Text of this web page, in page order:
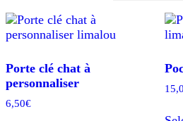
du
récent
Porte clé chat à
personnaliser
6,50€